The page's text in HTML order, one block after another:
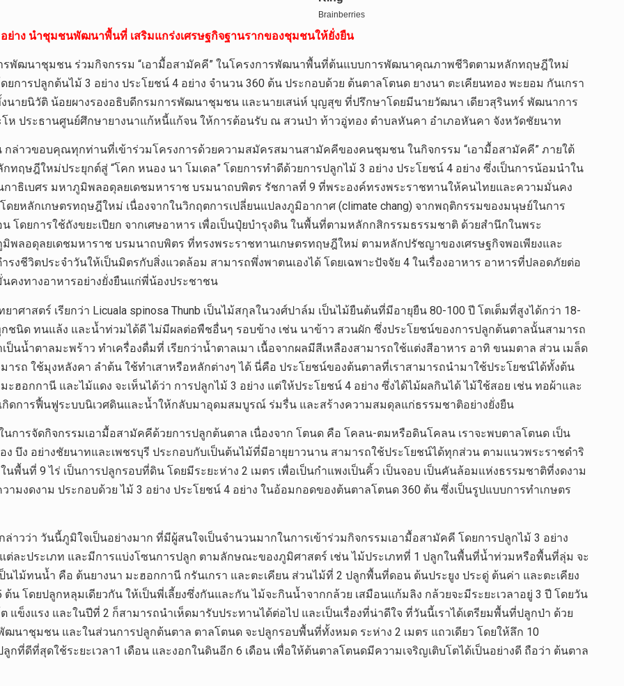
ย่าง นำชุมชนพัฒนาพื้นที่ เสริมแกร่งเศรษฐกิจฐานรากของชุมชนให้ยั่งยืน
รพัฒนาชุมชน ร่วมกิจกรรม “เอามื้อสามัคคี” ในโครงการพัฒนาพื้นที่ต้นแบบการพัฒนาคุณภาพชีวิตตามหลักทฤษฎีใหม่
การปลูกต้นไม้ 3 อย่าง ประโยชน์ 4 อย่าง จำนวน 360 ต้น ประกอบด้วย ต้นตาลโตนด ยางนา ตะเคียนทอง พะยอม กันเกรา
นายนิวัติ น้อยผางรองอธิบดีกรมการพัฒนาชุมชน และนายเสน่ห์ บุญสุข ที่ปรึกษาโดยมีนายวัฒนา เดียวสุรินทร์ พัฒนาการ
ประธานศูนย์ศึกษายางนาแก้หนี้แก้จน ให้การต้อนรับ ณ สวนป่า ท้าวอู่ทอง ตำบลหันคา อำเภอหันคา จังหวัดชัยนาท
ล่าวขอบคุณทุกท่านที่เข้าร่วมโครงการด้วยความสมัครสมานสามัคคีของคนชุมชน ในกิจกรรม “เอามื้อสามัคคี” ภายใต้
ฎีใหม่ประยุกต์สู่ “โคก หนอง นา โมเดล” โดยการทำดีด้วยการปลูกไม้ 3 อย่าง ประโยชน์ 4 อย่าง ซึ่งเป็นการน้อมนำใน
ธิเบศร มหาภูมิพลอดุลยเดชมหาราช บรมนาถบพิตร รัชกาลที่ 9 ที่พระองค์ทรงพระราชทานให้คนไทยและความมั่นคง
ดยหลักเกษตรทฤษฎีใหม่ เนื่องจากในวิกฤตการเปลี่ยนแปลงภูมิอากาศ (climate chang) จากพฤติกรรมของมนุษย์ในการ
โดยการใช้ถังขยะเปียก จากเศษอาหาร เพื่อเป็นปุ๋ยบำรุงดิน ในพื้นที่ตามหลักกสิกรรมธรรมชาติ ด้วยสำนึกในพระ
ลอดุลยเดชมหาราช บรมนาถบพิตร ที่ทรงพระราชทานเกษตรทฤษฎีใหม่ ตามหลักปรัชญาของเศรษฐกิจพอเพียงและ
ชีวิตประจำวันให้เป็นมิตรกับสิ่งแวดล้อม สามารถพึ่งพาตนเองได้ โดยเฉพาะปัจจัย 4 ในเรื่องอาหาร อาหารที่ปลอดภัยต่อ
คงทางอาหารอย่างยั่งยืนแก่พี่น้องประชาชน
าสตร์ เรียกว่า Licuala spinosa Thunb เป็นไม้สกุลในวงศ์ปาล์ม เป็นไม้ยืนต้นที่มีอายุยืน 80-100 ปี โตเต็มที่สูงได้กว่า 18-
ชนิด ทนแล้ง และน้ำท่วมได้ดี ไม่มีผลต่อพืชอื่นๆ รอบข้าง เช่น นาข้าว สวนผัก ซึ่งประโยชน์ของการปลูกต้นตาลนั้นสามารถ
นน้ำตาลมะพร้าว ทำเครื่องดื่มที่ เรียกว่าน้ำตาลเมา เนื้อจากผลมีสีเหลืองสามารถใช้แต่งสีอาหาร อาทิ ขนมตาล ส่วน เมล็ด
ารถ ใช้มุงหลังคา ลำต้น ใช้ทำเสาหรือหลักต่างๆ ได้ นี่คือ ประโยชน์ของต้นตาลที่เราสามารถนำมาใช้ประโยชน์ได้ทั้งต้น
ฮอกกานี และไม้แดง จะเห็นได้ว่า การปลูกไม้ 3 อย่าง แต่ให้ประโยชน์ 4 อย่าง ซึ่งได้ไม้ผลกินได้ ไม้ใช้สอย เช่น ทอผ้าและ
ดการฟื้นฟูระบบนิเวศดินและน้ำให้กลับมาอุดมสมบูรณ์ ร่มรื่น และสร้างความสมดุลแก่ธรรมชาติอย่างยั่งยืน
การจัดกิจกรรมเอามื้อสามัคคีด้วยการปลูกต้นตาล เนื่องจาก โตนด คือ โคลน-ตมหรือดินโคลน เราจะพบตาลโตนด เป็น
บึง อย่างชัยนาทและเพชรบุรี ประกอบกับเป็นต้นไม้ที่มีอายุยาวนาน สามารถใช้ประโยชน์ได้ทุกส่วน ตามแนวพระราชดำริ
พื้นที่ 9 ไร่ เป็นการปลูกรอบที่ดิน โดยมีระยะห่าง 2 เมตร เพื่อเป็นกำแพงเป็นคิ้ว เป็นจอบ เป็นคันล้อมแห่งธรรมชาติที่งดงาม
มงดงาม ประกอบด้วย ไม้ 3 อย่าง ประโยชน์ 4 อย่าง ในอ้อมกอดของต้นตาลโตนด 360 ต้น ซึ่งเป็นรูปแบบการทำเกษตร
วว่า วันนี้ภูมิใจเป็นอย่างมาก ที่มีผู้สนใจเป็นจำนวนมากในการเข้าร่วมกิจกรรมเอามื้อสามัคคี โดยการปลูกไม้ 3 อย่าง
ต่ละประเภท และมีการแบ่งโซนการปลูก ตามลักษณะของภูมิศาสตร์ เช่น ไม้ประเภทที่ 1 ปลูกในพื้นที่น้ำท่วมหรือพื้นที่ลุ่ม จะ
นไม้ทนน้ำ คือ ต้นยางนา มะฮอกกานี กรันเกรา และตะเคียน ส่วนไม้ที่ 2 ปลูกพื้นที่ดอน ต้นประยูง ประดู่ ต้นค่า และตะเคียง
โดยปลูกหลุมเดียวกัน ให้เป็นพี่เลี้ยงซึ่งกันและกัน ไม้จะกินน้ำจากกล้วย เสมือนแก้มลิง กล้วยจะมีระยะเวลาอยู่ 3 ปี โดยวัน
แข็งแรง และในปีที่ 2 ก็สามารถนำเห็ดมารับประทานได้ต่อไป และเป็นเรื่องที่น่าดีใจ ที่วันนี้เราได้เตรียมพื้นที่ปลูกป่า ด้วย
าชุมชน และในส่วนการปลูกต้นตาล ตาลโตนด จะปลูกรอบพื้นที่ทั้งหมด ระห่าง 2 เมตร แถวเดียว โดยให้ลึก 10
ที่ดีที่สุดใช้ระยะเวลา1 เดือน และงอกในดินอีก 6 เดือน เพื่อให้ต้นตาลโตนดมีความเจริญเติบโตได้เป็นอย่างดี ถือว่า ต้นตาล